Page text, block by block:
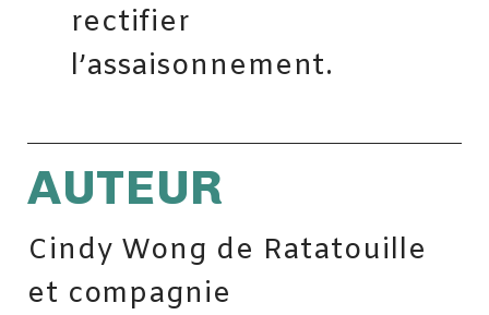
rectifier
l’assaisonnement.
AUTEUR
Cindy Wong de Ratatouille
et compagnie